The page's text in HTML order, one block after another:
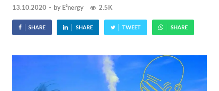
13.10.2020 - by E²nergy 2.5K
SHARE SHARE TWEET SHARE